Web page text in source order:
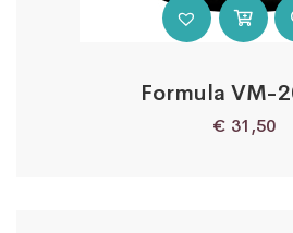
Formula VM-
€ 31,50